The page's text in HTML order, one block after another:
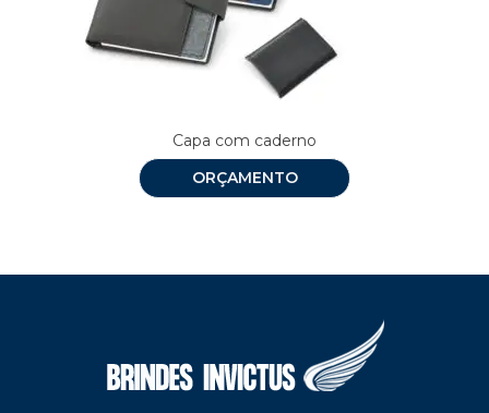
Capa com caderno
ORÇAMENTO